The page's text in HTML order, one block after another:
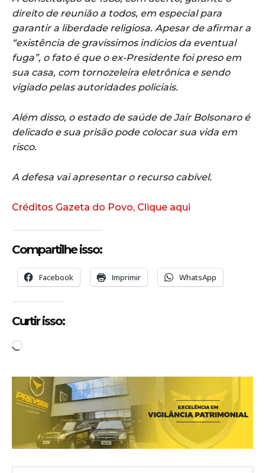
direito de reunião a todos, em especial para
garantir a liberdade religiosa. Apesar de afirmar a
“existência de gravíssimos indícios da eventual
fuga”, o fato é que o ex-Presidente foi preso em
sua casa, com tornozeleira eletrônica e sendo
vigiado pelas autoridades policiais.
Além disso, o estado de saúde de Jair Bolsonaro é
delicado e sua prisão pode colocar sua vida em
risco.
A defesa vai apresentar o recurso cabível.
Créditos Gazeta do Povo, Clique aqui
Compartilhe isso:
Facebook Imprimir WhatsApp
Curtir isso:
C
r
r
e
n
d